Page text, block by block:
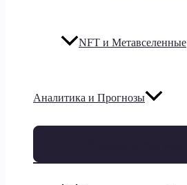
NFT и Метавселенные
Аналитика и Прогнозы